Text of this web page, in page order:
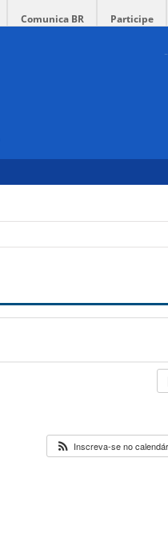
Comunica BR Participe
Inscreva-se no